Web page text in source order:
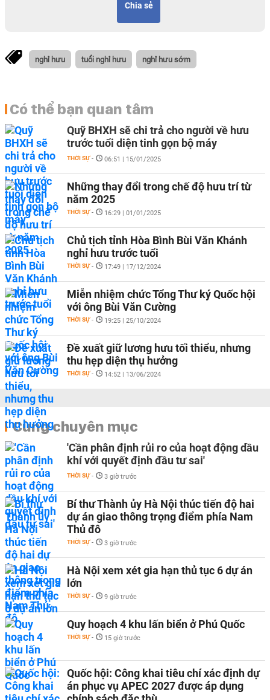
Chia sẻ
nghỉ hưu tuổi nghỉ hưu nghỉ hưu sớm
Có thể bạn quan tâm
Quỹ BHXH sẽ chi trả cho người về hưu
trước tuổi diện tinh gọn bộ máy
THỜI SỰ - 06:51 | 15/01/2025
Những thay đổi trong chế độ hưu trí từ
năm 2025
THỜI SỰ - 16:29 | 01/01/2025
Chủ tịch tỉnh Hòa Bình Bùi Văn Khánh
nghỉ hưu trước tuổi
THỜI SỰ - 17:49 | 17/12/2024
Miễn nhiệm chức Tổng Thư ký Quốc hội
với ông Bùi Văn Cường
THỜI SỰ - 19:25 | 25/10/2024
Đề xuất giữ lương hưu tối thiểu, nhưng
thu hẹp diện thụ hưởng
THỜI SỰ - 14:52 | 13/06/2024
Cùng chuyên mục
'Cần phân định rủi ro của hoạt động dầu
khí với quyết định đầu tư sai'
THỜI SỰ - 3 giờ trước
Bí thư Thành ủy Hà Nội thúc tiến độ hai
dự án giao thông trọng điểm phía Nam
Thủ đô
THỜI SỰ - 3 giờ trước
Hà Nội xem xét gia hạn thủ tục 6 dự án
lớn
THỜI SỰ - 9 giờ trước
Quy hoạch 4 khu lấn biển ở Phú Quốc
THỜI SỰ - 15 giờ trước
Quốc hội: Công khai tiêu chí xác định dự
án phục vụ APEC 2027 được áp dụng